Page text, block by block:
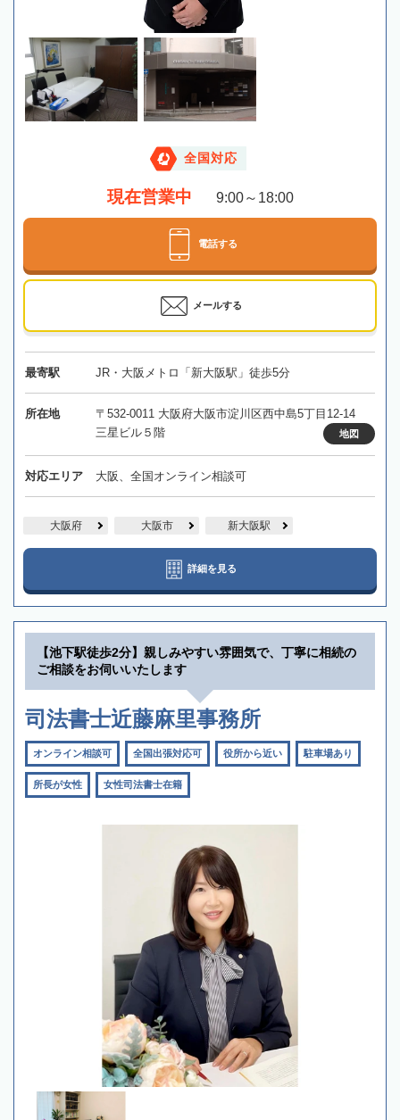
全国対応
現在営業中 9:00～18:00
電話する
メールする
最寄駅 JR・大阪メトロ「新大阪駅」徒歩5分
所在地
〒532-0011 大阪府大阪市淀川区西中島5丁目12-14
三星ビル５階
地図
対応エリア 大阪、全国オンライン相談可
大阪府 大阪市 新大阪駅
詳細を見る
【池下駅徒歩2分】親しみやすい雰囲気で、丁寧に相続の
ご相談をお伺いいたします
司法書士近藤麻里事務所
オンライン相談可 全国出張対応可 役所から近い 駐車場あり
所長が女性 女性司法書士在籍